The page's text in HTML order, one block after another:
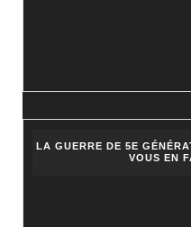
LA GUERRE DE 5E
VOUS EN